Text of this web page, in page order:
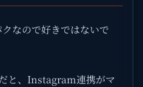
なので好きではないで
と、Instagram連携がマ